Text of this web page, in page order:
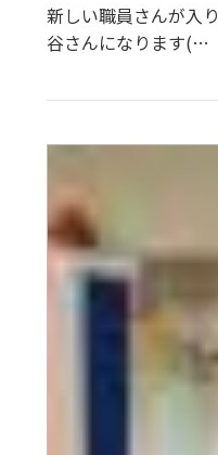
新しい職員さんが入
谷さんになります(…